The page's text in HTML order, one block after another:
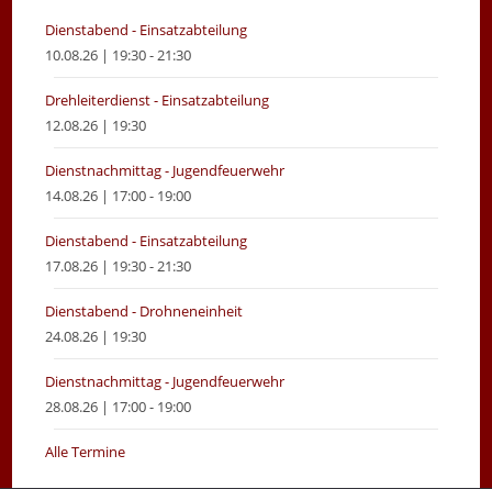
Dienstabend - Einsatzabteilung
10.08.26 | 19:30 - 21:30
Drehleiterdienst - Einsatzabteilung
12.08.26 | 19:30
Dienstnachmittag - Jugendfeuerwehr
14.08.26 | 17:00 - 19:00
Dienstabend - Einsatzabteilung
17.08.26 | 19:30 - 21:30
Dienstabend - Drohneneinheit
24.08.26 | 19:30
Dienstnachmittag - Jugendfeuerwehr
28.08.26 | 17:00 - 19:00
Alle Termine